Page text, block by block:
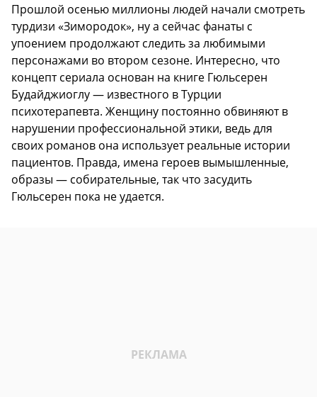
Прошлой осенью миллионы людей начали смотреть
турдизи «Зимородок», ну а сейчас фанаты с
упоением продолжают следить за любимыми
персонажами во втором сезоне. Интересно, что
концепт сериала основан на книге Гюльсерен
Будайджиоглу — известного в Турции
психотерапевта. Женщину постоянно обвиняют в
нарушении профессиональной этики, ведь для
своих романов она использует реальные истории
пациентов. Правда, имена героев вымышленные,
образы — собирательные, так что засудить
Гюльсерен пока не удается.